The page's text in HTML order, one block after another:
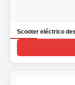
Scooter eléctrico